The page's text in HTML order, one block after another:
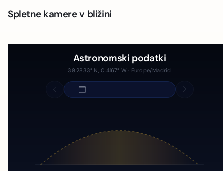
Spletne kamere v bližini
Astronomski podatki
39.2833° N, 0.4167° W · Europe/Madrid